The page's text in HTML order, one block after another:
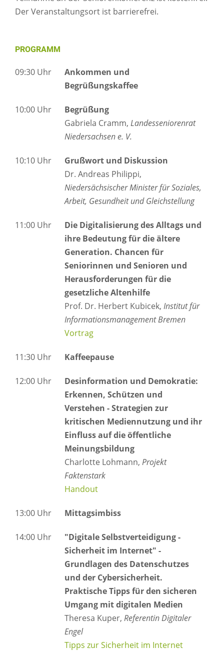
Der Veranstaltungsort ist barrierefrei.
PROGRAMM
09:30 Uhr
Ankommen und
Begrüßungskaffee
10:00 Uhr
Begrüßung
Gabriela Cramm, Landesseniorenrat
Niedersachsen e. V.
10:10 Uhr
Grußwort und Diskussion
Dr. Andreas Philippi,
Niedersächsischer Minister für Soziales,
Arbeit, Gesundheit und Gleichstellung
11:00 Uhr
Die Digitalisierung des Alltags und
ihre Bedeutung für die ältere
Generation. Chancen für
Seniorinnen und Senioren und
Herausforderungen für die
gesetzliche Altenhilfe
Prof. Dr. Herbert Kubicek, Institut für
Informationsmanagement Bremen
Vortrag
11:30 Uhr Kaffeepause
12:00 Uhr
Desinformation und Demokratie:
Erkennen, Schützen und
Verstehen - Strategien zur
kritischen Mediennutzung und ihr
Einfluss auf die öffentliche
Meinungsbildung
Charlotte Lohmann, Projekt
Faktenstark
Handout
13:00 Uhr Mittagsimbiss
14:00 Uhr
"Digitale Selbstverteidigung -
Sicherheit im Internet" -
Grundlagen des Datenschutzes
und der Cybersicherheit.
Praktische Tipps für den sicheren
Umgang mit digitalen Medien
Theresa Kuper, Referentin Digitaler
Engel
Tipps zur Sicherheit im Internet